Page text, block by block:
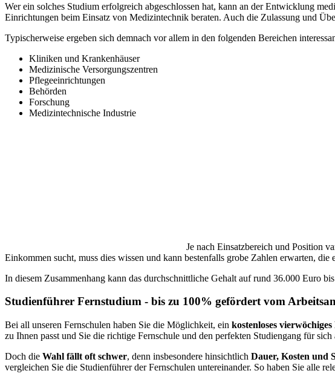
Wer ein solches Studium erfolgreich abgeschlossen hat, kann an der Entwicklung
Einrichtungen beim Einsatz von Medizintechnik beraten. Auch die Zulassung und
Typischerweise ergeben sich demnach vor allem in den folgenden Bereichen
Kliniken und Krankenhäuser
Medizinische Versorgungszentren
Pflegeeinrichtungen
Behörden
Forschung
Medizintechnische Industrie
Je nach Einsatzbereich und Position
Einkommen sucht, muss dies wissen und kann bestenfalls grobe Zahlen erwarten, die
In diesem Zusammenhang kann das durchschnittliche Gehalt auf rund 36.000 Euro
Studienführer Fernstudium - bis zu 100% gefördert vom
Bei all unseren Fernschulen haben Sie die Möglichkeit, ein kostenloses
zu Ihnen passt und Sie die richtige Fernschule und den perfekten Studiengang für sich
Doch die Wahl fällt oft schwer, denn insbesondere hinsichtlich Dauer, Kosten und
vergleichen Sie die Studienführer der Fernschulen untereinander. So haben Sie alle